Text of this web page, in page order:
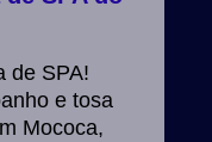
de SPA!
e tosa
Mococa,